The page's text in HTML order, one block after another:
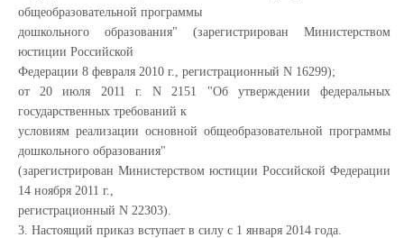
общеобразовательной программы
дошкольного образования" (зарегистрирован Министерством
юстиции Российской
Федерации 8 февраля 2010 г., регистрационный N 16299);
от 20 июля 2011 г. N 2151 "Об утверждении федеральных
государственных требований к
условиям реализации основной общеобразовательной программы
дошкольного образования"
(зарегистрирован Министерством юстиции Российской Федерации
14 ноября 2011 г.,
регистрационный N 22303).
3. Настоящий приказ вступает в силу с 1 января 2014 года.